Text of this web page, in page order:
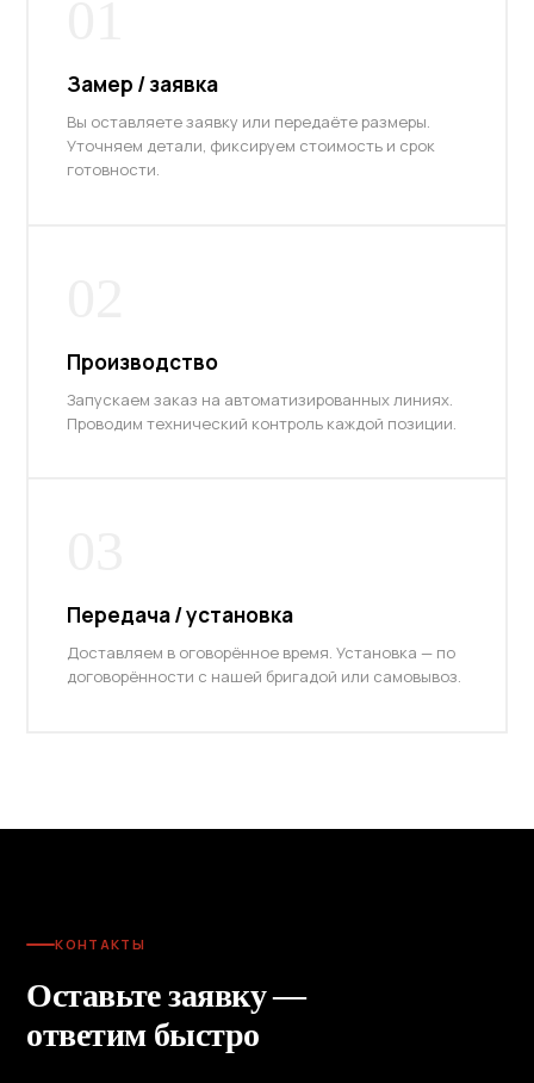
Замер / заявка
Вы оставляете заявку или передаёте размеры.
Уточняем детали, фиксируем стоимость и срок
готовности.
Производство
Запускаем заказ на автоматизированных линиях.
Проводим технический контроль каждой позиции.
Передача / установка
Доставляем в оговорённое время. Установка — по
договорённости с нашей бригадой или самовывоз.
КОНТАКТЫ
Оставьте заявку —
ответим быстро